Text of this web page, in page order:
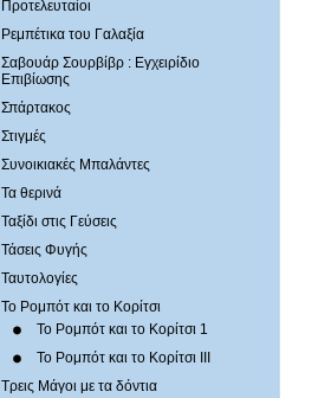
Προτελευταίοι
Ρεμπέτικα του Γαλαξία
Σαβουάρ Σουρβίβρ : Εγχειρίδιο
Επιβίωσης
Σπάρτακος
Στιγμές
Συνοικιακές Μπαλάντες
Τα θερινά
Ταξίδι στις Γεύσεις
Τάσεις Φυγής
Ταυτολογίες
Το Ρομπότ και το Κορίτσι
Το Ρομπότ και το Κορίτσι 1
Το Ρομπότ και το Κορίτσι III
Τρεις Μάγοι με τα δόντια